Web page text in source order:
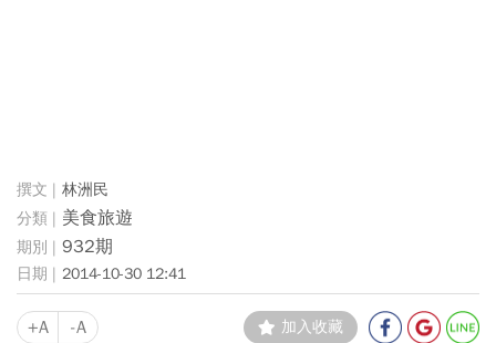
林洲民
美食旅遊
932期
2014-10-30 12:41
+A -A 加入收藏